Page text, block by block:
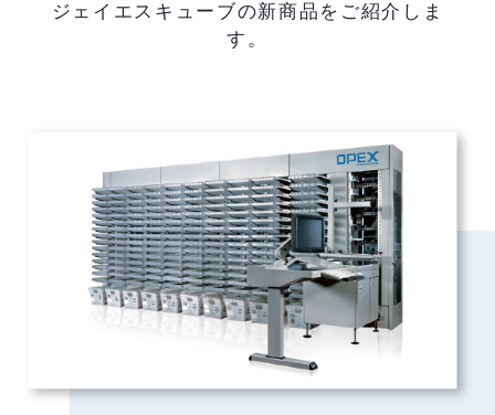
ジェイエスキューブの新商品をご紹介しま
す。